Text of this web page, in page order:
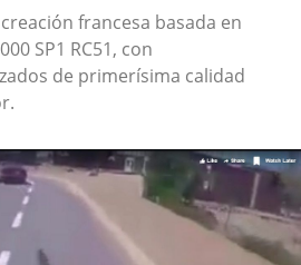
francesa basada en
SP1 RC51, con
de primerísima calidad